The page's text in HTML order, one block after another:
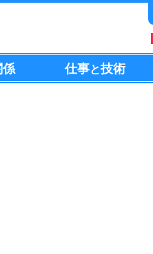
係 仕事と技術